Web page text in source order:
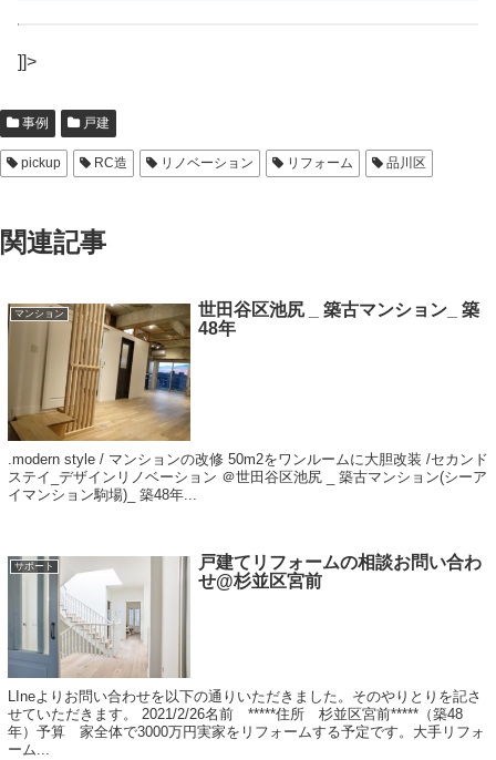
]]>
事例 戸建
pickup RC造 リノベーション リフォーム 品川区
関連記事
マンション
世田谷区池尻 _ 築古マンション_ 築
48年​
.modern style / マンションの改修 50m2をワンルームに大胆改装 /セカンド
ステイ_デザインリノベーション ＠世田谷区池尻 _ 築古マンション(シーア
イマンション駒場)_ 築48年​ ...
サポート
戸建てリフォームの相談お問い合わ
せ@杉並区宮前
LIneよりお問い合わせを以下の通りいただきました。そのやりとりを記さ
せていただきます。 2021/2/26名前 *****住所 杉並区宮前*****（築48
年）予算 家全体で3000万円実家をリフォームする予定です。大手リフォ
ーム...